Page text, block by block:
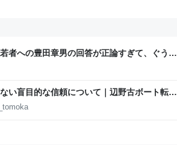
者への豊田章男の回答が正論すぎて、ぐうの
盲目的な信頼について｜辺野古ボート転覆